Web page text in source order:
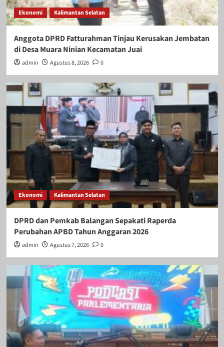
Ekonomi Kalimantan Selatan
Anggota DPRD Fatturahman Tinjau Kerusakan Jembatan
di Desa Muara Ninian Kecamatan Juai
admin Agustus 8, 2026 0
Ekonomi Kalimantan Selatan
DPRD dan Pemkab Balangan Sepakati Raperda
Perubahan APBD Tahun Anggaran 2026
admin Agustus 7, 2026 0